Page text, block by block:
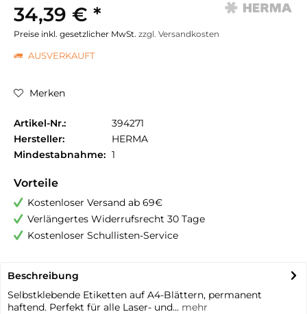
34,39 € *
Preise inkl. gesetzlicher MwSt. zzgl. Versandkosten
AUSVERKAUFT
Merken
Artikel-Nr.:
394271
Hersteller:
HERMA
Mindestabnahme: 1
Vorteile
Kostenloser Versand ab 69€
Verlängertes Widerrufsrecht 30 Tage
Kostenloser Schullisten-Service
Beschreibung
Selbstklebende Etiketten auf A4-Blättern, permanent
haftend. Perfekt für alle Laser- und... mehr